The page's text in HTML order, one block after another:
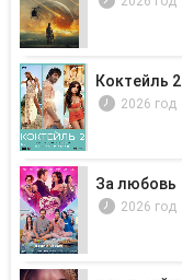
Коктейль 2
2026 год
За любовь
2026 год